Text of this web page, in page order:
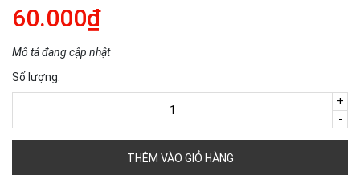
60.000₫
Mô tả đang cập nhật
Số lượng:
-
+
THÊM VÀO GIỎ HÀNG